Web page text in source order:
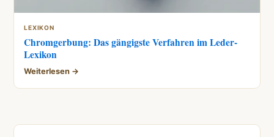
LEXIKON
Chromgerbung: Das gängigste Verfahren im Leder-
Lexikon
Weiterlesen →